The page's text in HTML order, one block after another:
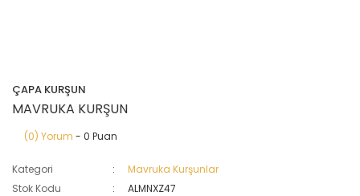
ÇAPA KURŞUN
MAVRUKA KURŞUN
(0) Yorum - 0 Puan
Kategori
Mavruka Kurşunlar
Stok Kodu
ALMNXZ47